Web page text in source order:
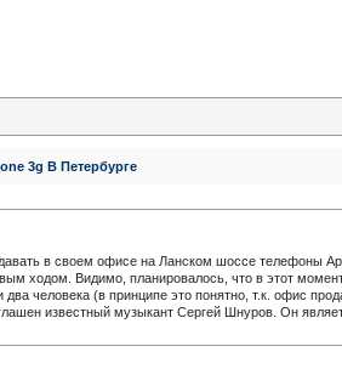
3g В Петербурге
в своем офисе на Ланском шоссе телефоны
ходом. Видимо, планировалось, что в этот
человека (в принципе это понятно, т.к. офис
известный музыкант Сергей Шнуров. Он